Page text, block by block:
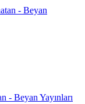
- Beyan Yayınları